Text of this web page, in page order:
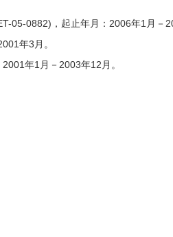
05-0882)，起止年月：2006年1月－
年3月。
年1月－2003年12月。